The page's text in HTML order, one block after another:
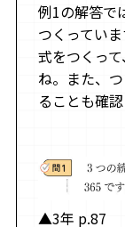
例1の解答で
つくってい
式をつくっ
ね。また、
ることも確
▲3年 p.87